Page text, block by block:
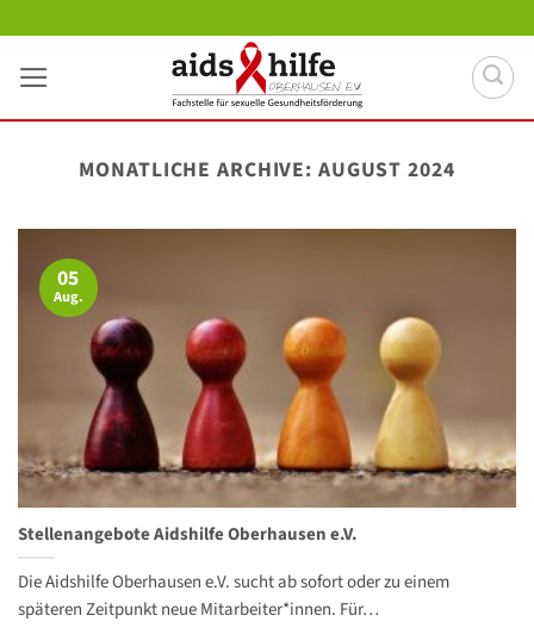
springen
MONATLICHE ARCHIVE: AUGUST 2024
Stellenangebote Aidshilfe Oberhausen e.V.
Die Aidshilfe Oberhausen e.V. sucht ab sofort oder zu einem
späteren Zeitpunkt neue Mitarbeiter*innen. Für…
05
Aug.